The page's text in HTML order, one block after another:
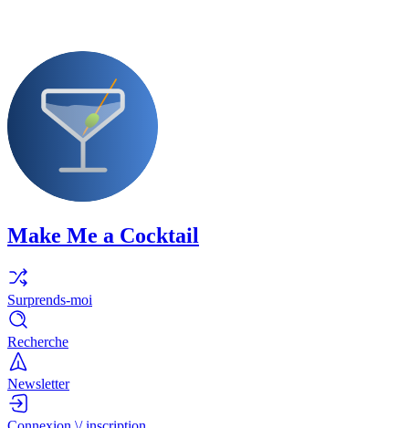
Make Me a Cocktail
Surprends-moi
Recherche
Newsletter